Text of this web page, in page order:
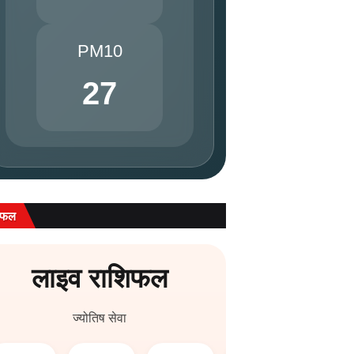
PM10
27
लाइव राशिफल
ज्योतिष सेवा